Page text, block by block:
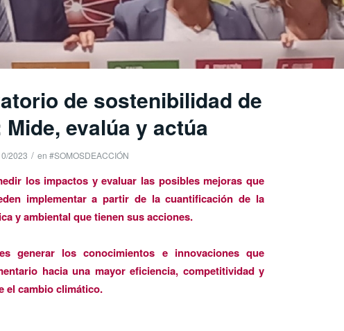
de sostenibilidad de
evalúa y actúa
2023 / en #SOMOSDEACCIÓN
los impactos y evaluar las posibles mejoras que
implementar a partir de la cuantificación de la
y ambiental que tienen sus acciones.
generar los conocimientos e innovaciones que
hacia una mayor eficiencia, competitividad y
el cambio climático.